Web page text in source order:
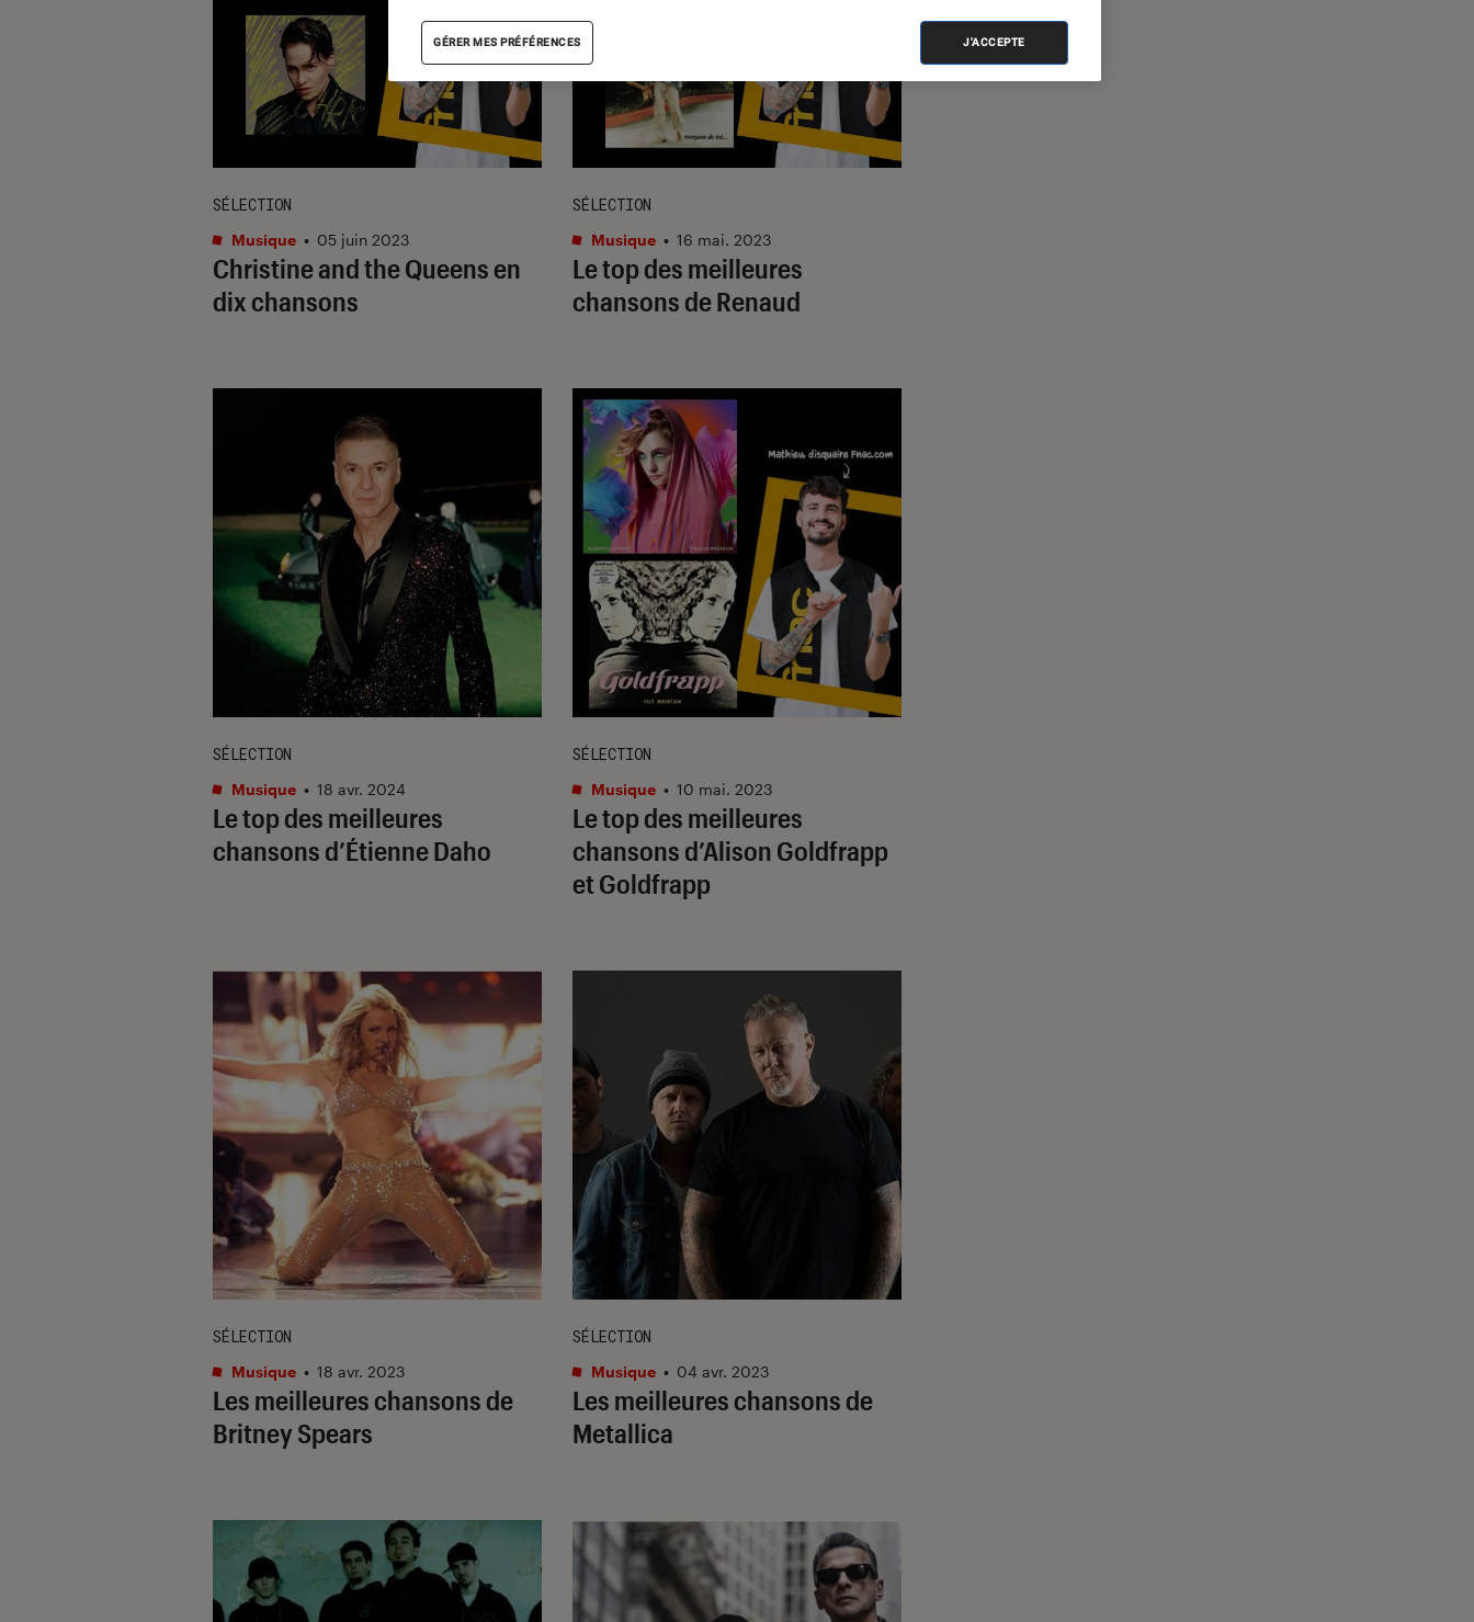
Christine and the Queens en
dix chansons
SÉLECTION
Musique • 05 juin 2023
Le top des meilleures
chansons de Renaud
SÉLECTION
Musique • 16 mai. 2023
Le top des meilleures
chansons d’Étienne Daho
SÉLECTION
Musique • 18 avr. 2024
Le top des meilleures
chansons d’Alison Goldfrapp
et Goldfrapp
SÉLECTION
Musique • 10 mai. 2023
Les meilleures chansons de
Britney Spears
SÉLECTION
Musique • 18 avr. 2023
Les meilleures chansons de
Metallica
SÉLECTION
Musique • 04 avr. 2023
GÉRER MES PRÉFÉRENCES J'ACCEPTE